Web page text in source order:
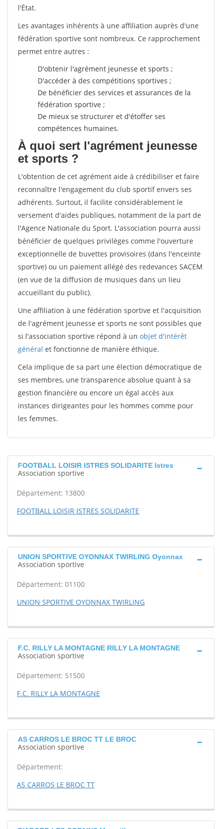
l'État.
Les avantages inhérents à une affiliation auprès d'une
fédération sportive sont nombreux. Ce rapprochement
permet entre autres :
D'obtenir l'agrément jeunesse et sports ;
D'accéder à des compétitions sportives ;
De bénéficier des services et assurances de la
fédération sportive ;
De mieux se structurer et d'étoffer ses
compétences humaines.
À quoi sert l'agrément jeunesse
et sports ?
L'obtention de cet agrément aide à crédibiliser et faire
reconnaître l'engagement du club sportif envers ses
adhérents. Surtout, il facilite considérablement le
versement d'aides publiques, notamment de la part de
l'Agence Nationale du Sport. L'association pourra aussi
bénéficier de quelques privilèges comme l'ouverture
exceptionnelle de buvettes provisoires (dans l'enceinte
sportive) ou un paiement allégé des redevances SACEM
(en vue de la diffusion de musiques dans un lieu
accueillant du public).
Une affiliation à une fédération sportive et l'acquisition
de l'agrément jeunesse et sports ne sont possibles que
si l'association sportive répond à un objet d'intérêt
général et fonctionne de manière éthique.
Cela implique de sa part une élection démocratique de
ses membres, une transparence absolue quant à sa
gestion financière ou encore un égal accès aux
instances dirigeantes pour les hommes comme pour
les femmes.
FOOTBALL LOISIR ISTRES SOLIDARITE Istres
Association sportive
Département: 13800
FOOTBALL LOISIR ISTRES SOLIDARITE
UNION SPORTIVE OYONNAX TWIRLING Oyonnax
Association sportive
Département: 01100
UNION SPORTIVE OYONNAX TWIRLING
F.C. RILLY LA MONTAGNE RILLY LA MONTAGNE
Association sportive
Département: 51500
F.C. RILLY LA MONTAGNE
AS CARROS LE BROC TT LE BROC
Association sportive
Département:
AS CARROS LE BROC TT